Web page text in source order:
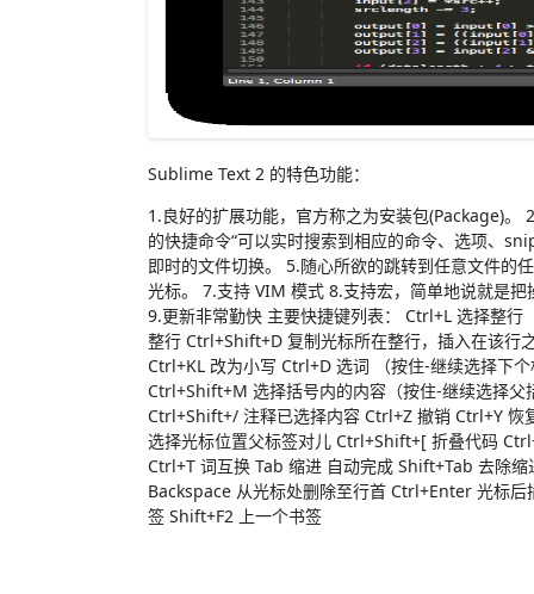
Sublime Text 2 的特色功能：
1.良好的扩展功能，官方称之为安装包(Package)
的快捷命令“可以实时搜索到相应的命令、选项、
即时的文件切换。 5.随心所欲的跳转到任意文件
光标。 7.支持 VIM 模式 8.支持宏，简单地说就是
9.更新非常勤快 主要快捷键列表： Ctrl+L 选择整
整行 Ctrl+Shift+D 复制光标所在整行，插入在该行
Ctrl+KL 改为小写 Ctrl+D 选词 （按住-继续选择下
Ctrl+Shift+M 选择括号内的内容（按住-继续选择
Ctrl+Shift+/ 注释已选择内容 Ctrl+Z 撤销 Ctrl+Y
选择光标位置父标签对儿 Ctrl+Shift+[ 折叠代码
Ctrl+T 词互换 Tab 缩进 自动完成 Shift+Tab 去除
Backspace 从光标处删除至行首 Ctrl+Enter 光标
签 Shift+F2 上一个书签